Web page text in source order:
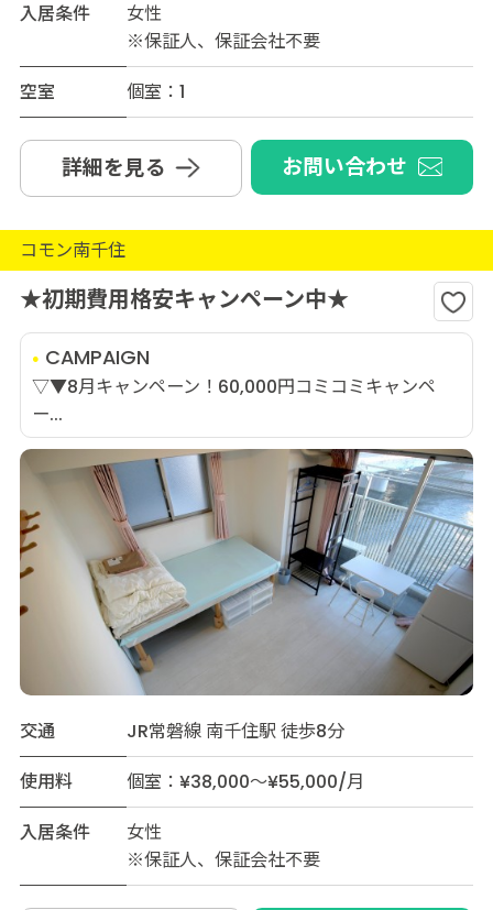
入居条件
女性
※保証人、保証会社不要
空室
個室：1
詳細を見る お問い合わせ
コモン南千住
★初期費用格安キャンペーン中★
CAMPAIGN
▽▼8月キャンペーン！60,000円コミコミキャンペ
ー...
交通
JR常磐線 南千住駅 徒歩8分
使用料
個室：¥38,000～¥55,000/月
入居条件
女性
※保証人、保証会社不要